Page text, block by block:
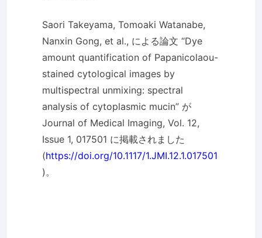
Saori Takeyama, Tomoaki Watanabe,
Nanxin Gong, et al., による論文 “Dye
amount quantification of Papanicolaou-
stained cytological images by
multispectral unmixing: spectral
analysis of cytoplasmic mucin” が
Journal of Medical Imaging, Vol. 12,
Issue 1, 017501 に掲載されました
(https://doi.org/10.1117/1.JMI.12.1.017501
)。